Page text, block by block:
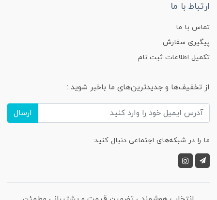
ارتباط با ما
تماس با ما
پیگیری سفارش
تکمیل اطلاعات ثبت نام
از تخفیف‌ها و جدیدترین‌های ما باخبر شوید :
ارسال
ما را در شبکه‌های اجتماعی دنبال کنید: